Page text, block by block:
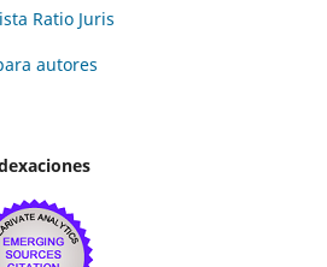
Ratio Juris
autores